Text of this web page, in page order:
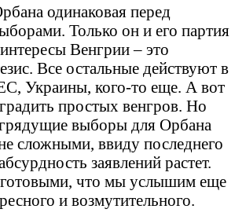
одинаковая перед
Только он и его партия
интересы Венгрии – это
Все остальные действуют в
Украины, кого-то еще. А вот
простых венгров. Но
выборы для Орбана
сложными, ввиду последнего
заявлений растет.
что мы услышим еще
и возмутительного.